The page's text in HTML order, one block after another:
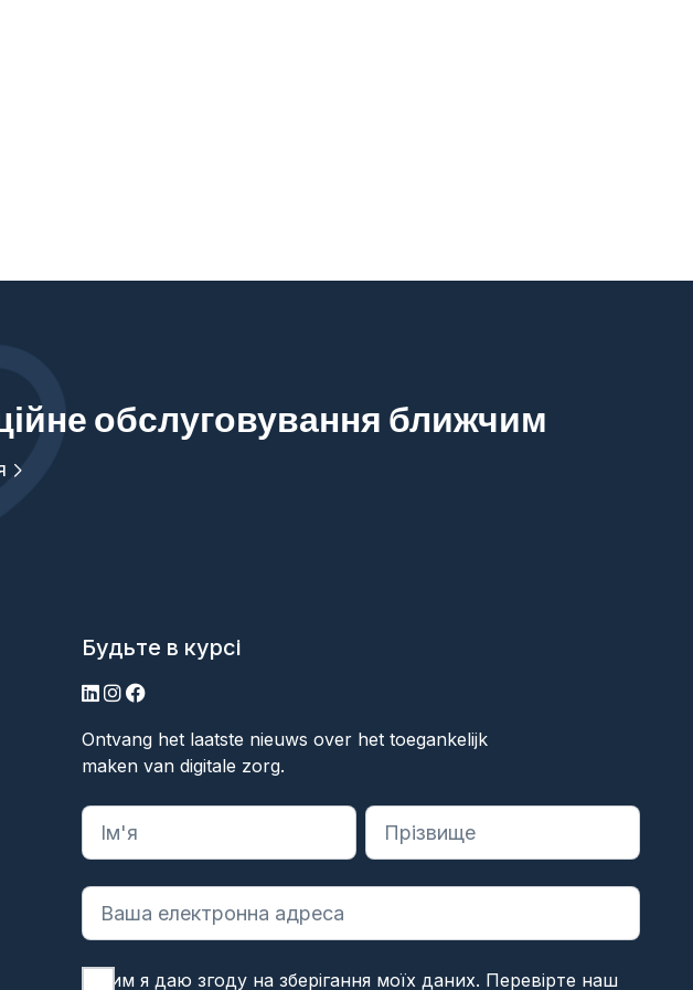
window)
обслуговування ближчим
Будьте в курсі
LinkedIn
Інстаграм
Фейсбук
Ontvang het laatste nieuws over het toegankelijk
maken van digitale zorg.
"*" вказує на обов'язкові поля
Цим я даю згоду на зберігання моїх даних. Перевірте наш